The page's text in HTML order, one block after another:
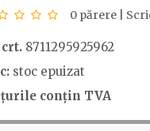
0 părere|
8711295925962
stoc epuizat
conțin TVA